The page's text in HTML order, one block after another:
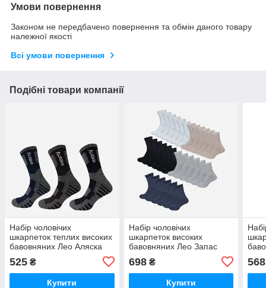
Умови повернення
Законом не передбачено повернення та обмін даного товару
належної якості
Всі умови повернення
Подібні товари компанії
Набір чоловічих
шкарпеток теплих високих
бавовняних Лео Аляска
525 ₴
Купити
Набір чоловічих
шкарпеток високих
бавовняних Лео Запас
шкарпеток на місяць 40-
41 30 пар Білий/Чорний/
Сірий/Бежевий/Синій
698₴
Купити
568